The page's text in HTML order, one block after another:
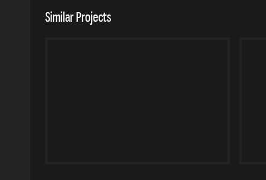
Similar Projects